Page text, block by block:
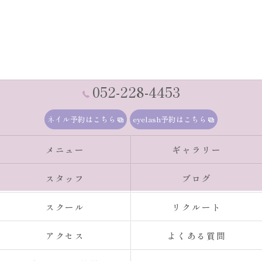
052-228-4453
ネイル予約はこちら eyelash予約はこちら
メニュー ギャラリー
スタッフ ブログ
スクール リクルート
アクセス よくある質問